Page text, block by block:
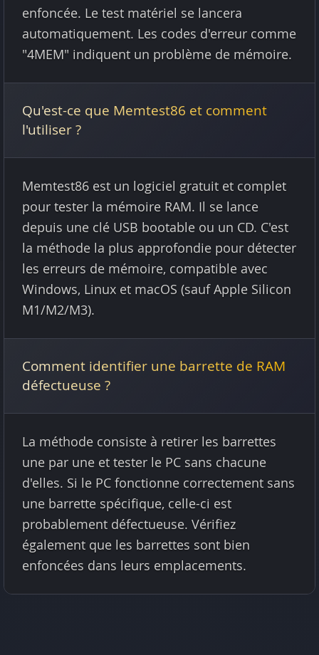
enfoncée. Le test matériel se lancera
automatiquement. Les codes d'erreur comme
"4MEM" indiquent un problème de mémoire.
Qu'est-ce que Memtest86 et comment
l'utiliser ?
Memtest86 est un logiciel gratuit et complet
pour tester la mémoire RAM. Il se lance
depuis une clé USB bootable ou un CD. C'est
la méthode la plus approfondie pour détecter
les erreurs de mémoire, compatible avec
Windows, Linux et macOS (sauf Apple Silicon
M1/M2/M3).
Comment identifier une barrette de RAM
défectueuse ?
La méthode consiste à retirer les barrettes
une par une et tester le PC sans chacune
d'elles. Si le PC fonctionne correctement sans
une barrette spécifique, celle-ci est
probablement défectueuse. Vérifiez
également que les barrettes sont bien
enfoncées dans leurs emplacements.